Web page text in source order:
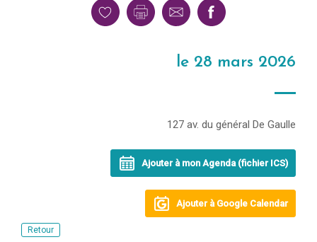
le 28 mars 2026
127 av. du général De Gaulle
Ajouter à mon Agenda (fichier ICS)
Ajouter à Google Calendar
Retour